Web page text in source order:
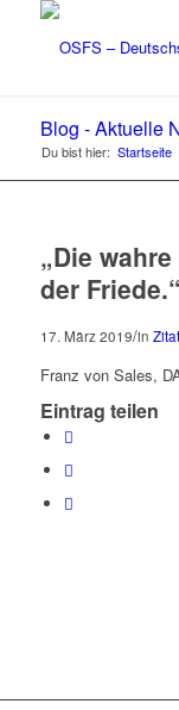
Blog - Aktuelle
Du bist hier: Startseite
„Die
der Friede.“
17. März 2019/in
Franz von Sales,
Eintrag teilen